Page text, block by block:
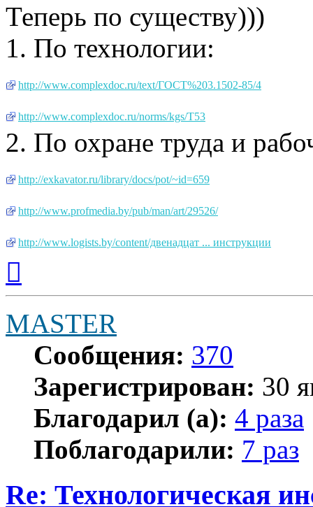
Теперь по существу)))
1. По технологии:
http://www.complexdoc.ru/text/ГОСТ%203.1502-85/4
http://www.complexdoc.ru/norms/kgs/Т53
2. По охране труда и
http://exkavator.ru/library/docs/pot/~id=659
http://www.profmedia.by/pub/man/art/29526/
http://www.logists.by/content/двенадцат ... инструкции
началу
MASTER
Сообщения: 370
Зарегистрирован: 30
Благодарил (а): 4 раза
Поблагодарили: 7 раз
Re: Технологическая